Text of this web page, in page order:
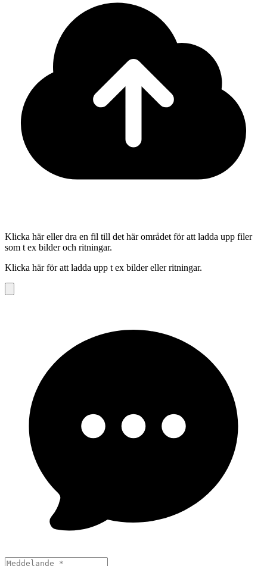
Klicka här eller dra en fil till det här området för att ladda upp filer
som t ex bilder och ritningar.
Klicka här för att ladda upp t ex bilder eller ritningar.